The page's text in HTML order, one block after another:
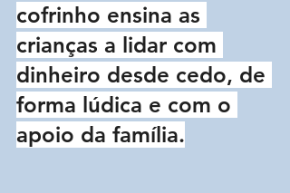
cofrinho ensina as
crianças a lidar com
dinheiro desde cedo, de
forma lúdica e com o
apoio da família.